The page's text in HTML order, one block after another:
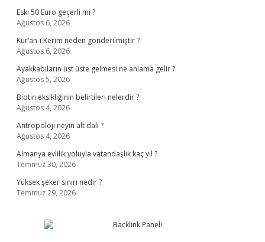
Eski 50 Euro geçerli mi ?
Ağustos 6, 2026
Kur’an-ı Kerim neden gönderilmiştir ?
Ağustos 6, 2026
Ayakkabıların üst üste gelmesi ne anlama gelir ?
Ağustos 5, 2026
Biotin eksikliğinin belirtileri nelerdir ?
Ağustos 4, 2026
Antropoloji neyin alt dalı ?
Ağustos 4, 2026
Almanya evlilik yoluyla vatandaşlık kaç yıl ?
Temmuz 30, 2026
Yüksek şeker sınırı nedir ?
Temmuz 29, 2026